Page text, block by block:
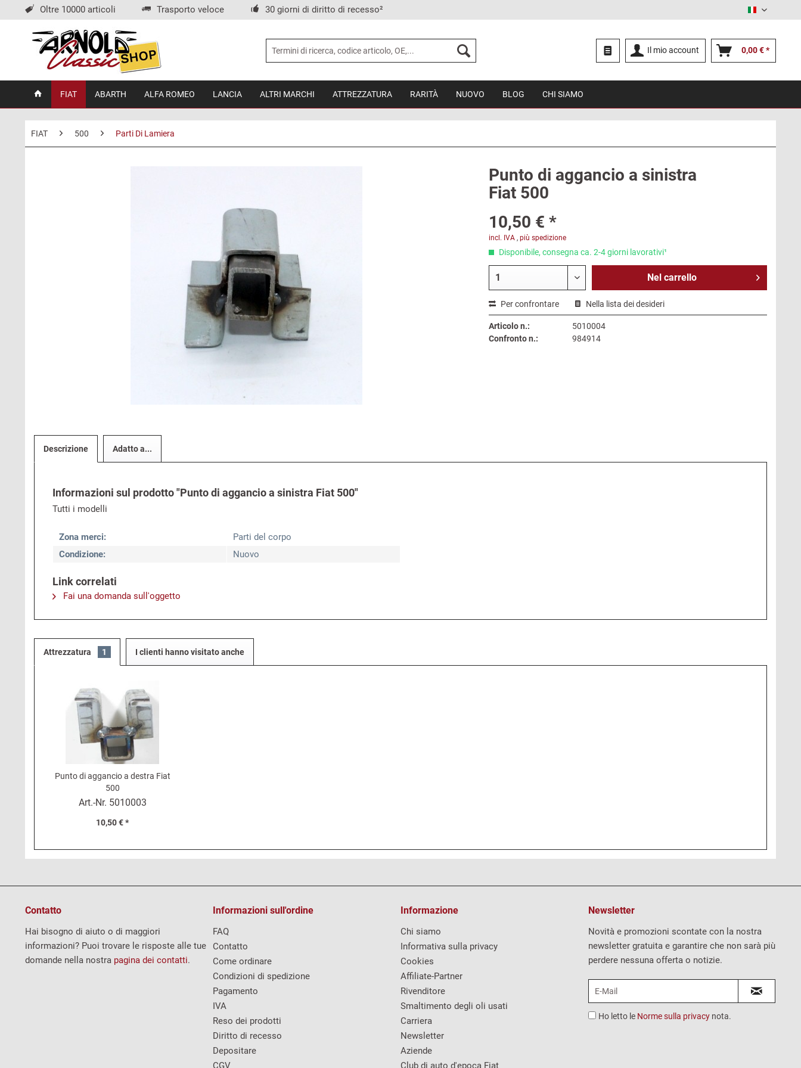
Oltre 10000 articoli Trasporto veloce 30 giorni di diritto di recesso² Italiano
Il mio account 0,00 € *
FIAT ABARTH ALFA ROMEO LANCIA ALTRI MARCHI ATTREZZATURA RARITÀ NUOVO BLOG CHI SIAMO
FIAT 500 Parti Di Lamiera
Punto di aggancio a sinistra
Fiat 500
10,50 € *
incl. IVA, più spedizione
Disponibile, consegna ca. 2-4 giorni lavorativi¹
Nel carrello
Per confrontare Nella lista dei desideri
Articolo n.:
5010004
Confronto n.:
984914
Descrizione Adatto a...
Informazioni sul prodotto "Punto di aggancio a sinistra Fiat 500"
Tutti i modelli
Zona merci:
Parti del corpo
Condizione:
Nuovo
Link correlati
Fai una domanda sull'oggetto
Attrezzatura 1 I clienti hanno visitato anche
Punto di aggancio a destra Fiat
500
Art.-Nr. 5010003
10,50 € *
Contatto
Hai bisogno di aiuto o di maggiori
informazioni? Puoi trovare le risposte alle tue
domande nella nostra pagina dei contatti.
Informazioni sull'ordine
FAQ
Contatto
Come ordinare
Condizioni di spedizione
Pagamento
IVA
Reso dei prodotti
Diritto di recesso
Depositare
CGV
Informazione
Chi siamo
Informativa sulla privacy
Cookies
Affiliate-Partner
Rivenditore
Smaltimento degli oli usati
Carriera
Newsletter
Aziende
Club di auto d'epoca Fiat
Newsletter
Novità e promozioni scontate con la nostra
newsletter gratuita e garantire che non sarà più
perdere nessuna offerta o notizie.
Ho letto le Norme sulla privacy nota.